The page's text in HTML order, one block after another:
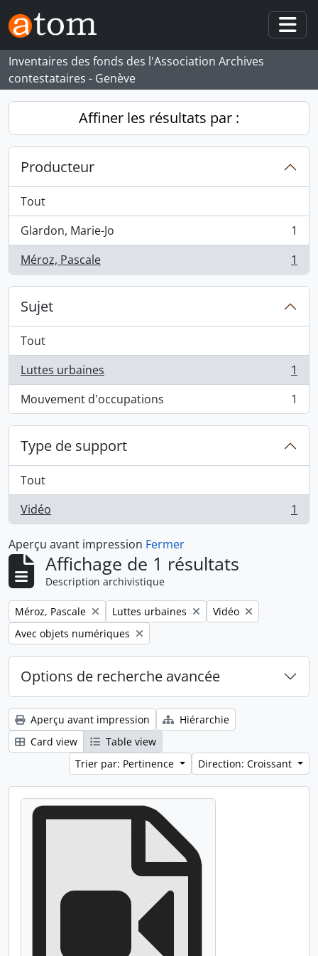
Skip to main content
Inventaires des fonds des l'Association Archives
contestataires - Genève
Affiner les résultats par :
Producteur
Tout
Glardon, Marie-Jo
, 1 résultats
1
Méroz, Pascale
, 1 résultats 1
Sujet
Tout
Luttes urbaines
, 1 résultats
1
Mouvement d'occupations
, 1 résultats 1
Type de support
Tout
Vidéo
, 1 résultats 1
Aperçu avant impression Fermer
Affichage de 1 résultats
Description archivistique
Remove filter:
Méroz, Pascale Remove filter:
Luttes urbaines Remove filter:
Vidéo
Remove filter:
Avec objets numériques
Options de recherche avancée
Aperçu avant impression
Hiérarchie
Card view
Table view
Trier par: Pertinence
Direction: Croissant